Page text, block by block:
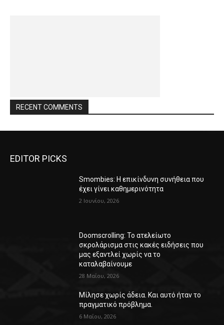
RECENT COMMENTS
EDITOR PICKS
Smombies: Η επικίνδυνη συνήθεια που
έχει γίνει καθημερινότητα
2 Ιουνίου, 2026
Doomscrolling: Το ατελείωτο
σκρολάρισμα στις κακές ειδήσεις που
μας εξαντλεί χωρίς να το
καταλαβαίνουμε
28 Μαΐου, 2026
Μίλησε χωρίς άδεια. Και αυτό ήταν το
πραγματικό πρόβλημα.
6 Μαΐου, 2026